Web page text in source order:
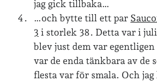
jag gick tillbaka…
…och bytte till ett par
3 i storlek 38. Detta var i
blev just dem var
var de enda tänkbara av de
flesta var för smala. Och jag